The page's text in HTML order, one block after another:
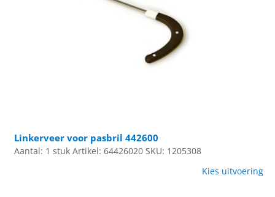
Linkerveer voor pasbril 442600
Aantal: 1 stuk Artikel: 64426020 SKU: 1205308
Kies uitvoering